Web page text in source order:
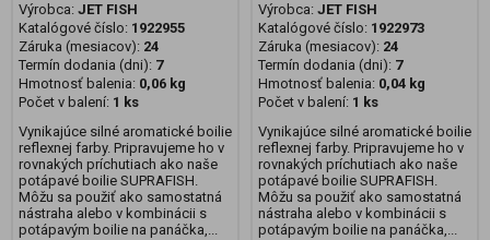
Výrobca: JET FISH
Katalógové číslo: 1922955
Záruka (mesiacov): 24
Termín dodania (dni): 7
Hmotnosť balenia: 0,06 kg
Počet v balení: 1 ks
Vynikajúce silné aromatické boilie
reflexnej farby. Pripravujeme ho v
rovnakých príchutiach ako naše
potápavé boilie SUPRAFISH.
Môžu sa použiť ako samostatná
nástraha alebo v kombinácii s
potápavým boilie na panáčka,...
Výrobca: JET FISH
Katalógové číslo: 1922973
Záruka (mesiacov): 24
Termín dodania (dni): 7
Hmotnosť balenia: 0,04 kg
Počet v balení: 1 ks
Vynikajúce silné aromatické boilie
reflexnej farby. Pripravujeme ho v
rovnakých príchutiach ako naše
potápavé boilie SUPRAFISH.
Môžu sa použiť ako samostatná
nástraha alebo v kombinácii s
potápavým boilie na panáčka,...